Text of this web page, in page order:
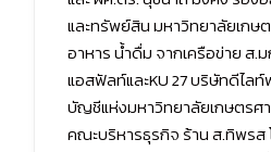
และทรัพย์สิน มหาวิทยาลัยเกษ
อาหาร น้ำดื่ม จากเครือข่าย ส.
แอสฟัลท์และKU 27 บริษัทดีไล
บัญชีแห่งมหาวิทยาลัยเกษตร
คณะบริหารธุรกิจ ร้าน ส.ทิพรส